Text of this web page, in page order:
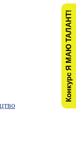
Конкурс Я МАЮ ТАЛАНТ!